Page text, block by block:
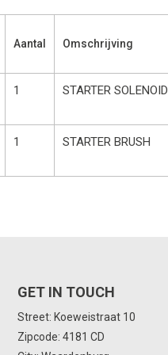
Aantal Omschrijving
1 STARTER SOLENOID
1 STARTER BRUSH
GET IN TOUCH
Street: Koeweistraat 10
Zipcode: 4181 CD